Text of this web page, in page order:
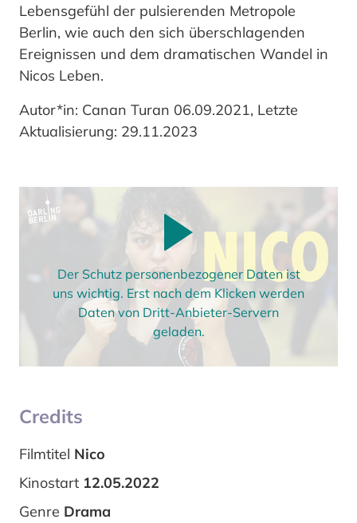
Lebensgefühl der pulsierenden Metropole
Berlin, wie auch den sich überschlagenden
Ereignissen und dem dramatischen Wandel in
Nicos Leben.
Autor*in: Canan Turan 06.09.2021, Letzte
Aktualisierung: 29.11.2023
Der Schutz personenbezogener Daten ist
uns wichtig. Erst nach dem Klicken werden
Daten von Dritt-Anbieter-Servern
geladen.
Credits
Filmtitel Nico
Kinostart 12.05.2022
Genre Drama